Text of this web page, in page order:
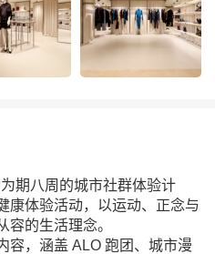
期八周的城市社群体验计
康体验活动，以运动、正念与
容的生活理念。
容，涵盖 ALO 跑团、城市漫